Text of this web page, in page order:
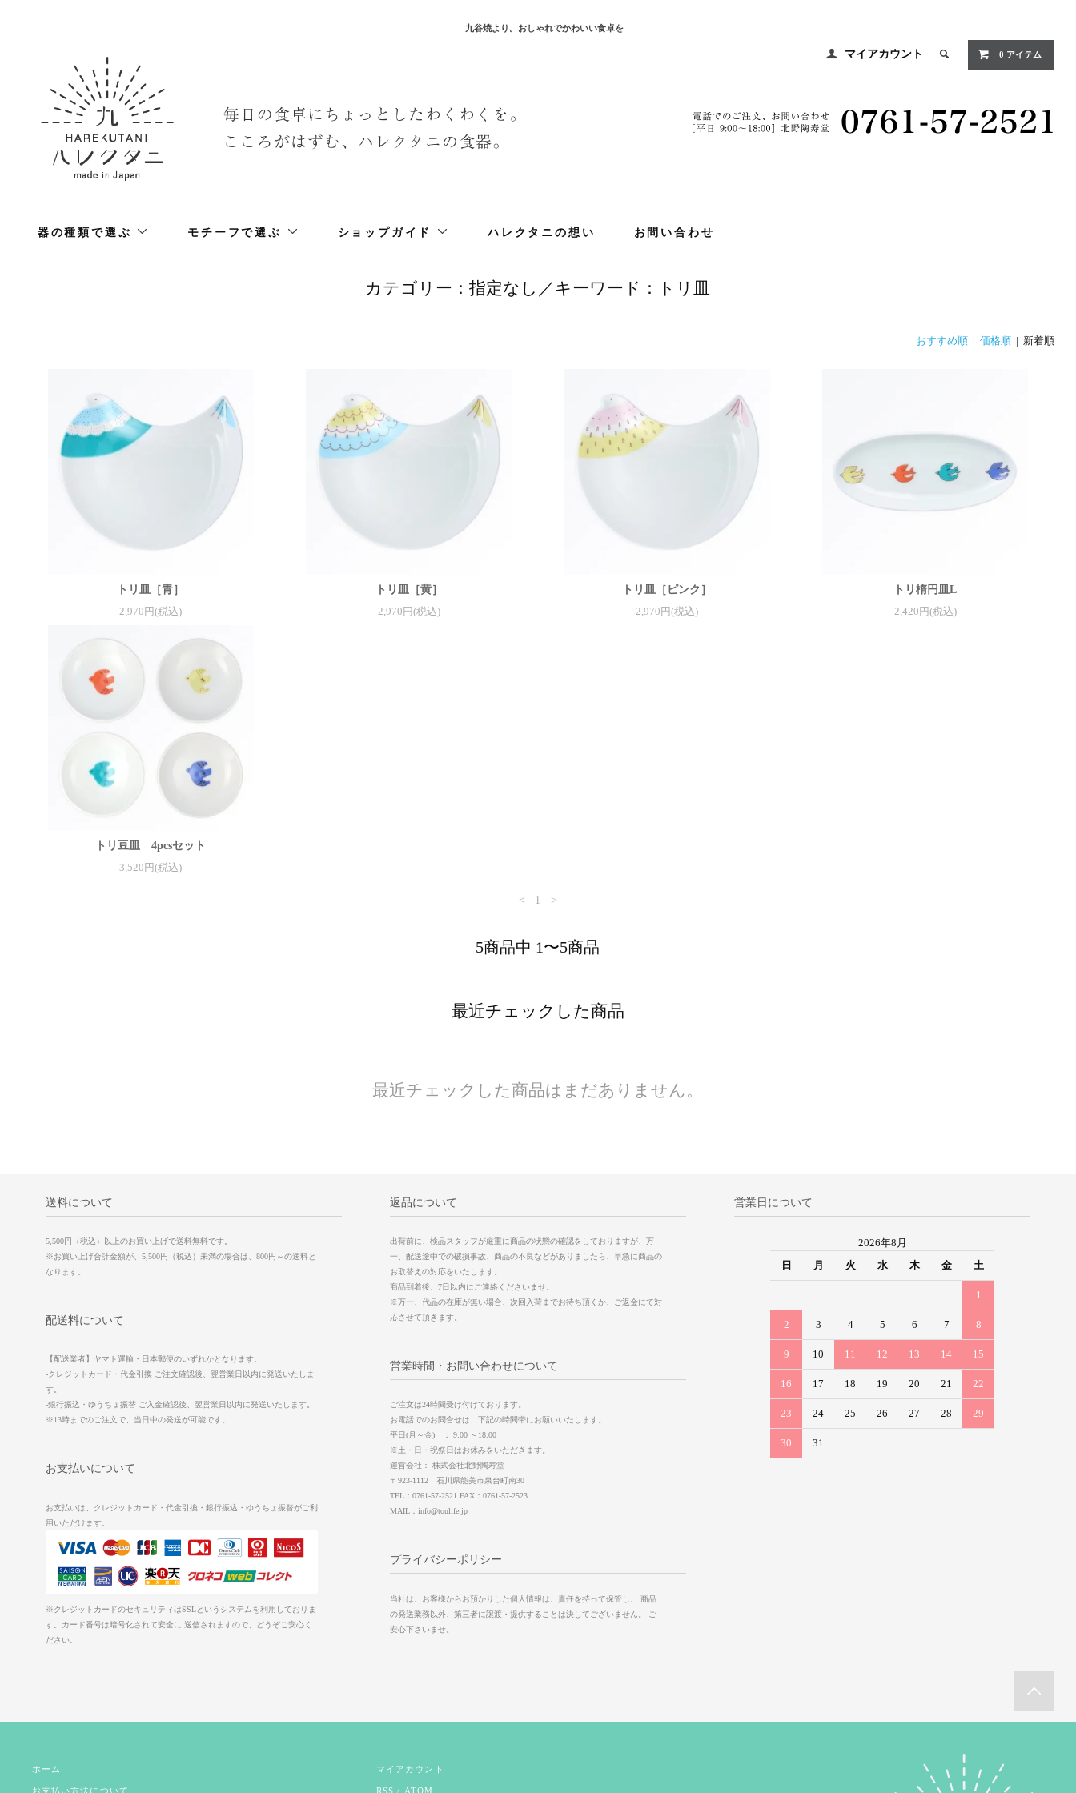
九谷焼より。おしゃれでかわいい食卓を
マイアカウント 0 アイテム
器の種類で選ぶ モチーフで選ぶ ショップガイド ハレクタニの想い お問い合わせ
カテゴリー：指定なし／キーワード：トリ皿
おすすめ順 |価格順 | 新着順
トリ皿［青］
2,970円(税込)
トリ皿［黄］
2,970円(税込)
トリ皿［ピンク］
2,970円(税込)
トリ楕円皿L
2,420円(税込)
トリ豆皿 4pcsセット
3,520円(税込)
< 1 >
5商品中 1〜5商品
最近チェックした商品
最近チェックした商品はまだありません。
送料について
5,500円（税込）以上のお買い上げで送料無料です。
※お買い上げ合計金額が、5,500円（税込）未満の場合は、800円～の送料と
なります。
配送料について
【配送業者】ヤマト運輸・日本郵便のいずれかとなります。
-クレジットカード・代金引換 ご注文確認後、翌営業日以内に発送いたしま
す。
-銀行振込・ゆうちょ振替 ご入金確認後、翌営業日以内に発送いたします。
※13時までのご注文で、当日中の発送が可能です。
お支払いについて
お支払いは、クレジットカード・代金引換・銀行振込・ゆうちょ振替がご利
用いただけます。
※クレジットカードのセキュリティはSSLというシステムを利用しておりま
す。カード番号は暗号化されて安全に 送信されますので、どうぞご安心く
ださい。
返品について
出荷前に、検品スタッフが厳重に商品の状態の確認をしておりますが、万
一、配送途中での破損事故、商品の不良などがありましたら、早急に商品の
お取替えの対応をいたします。
商品到着後、7日以内にご連絡くださいませ。
※万一、代品の在庫が無い場合、次回入荷までお待ち頂くか、ご返金にて対
応させて頂きます。
営業時間・お問い合わせについて
ご注文は24時間受け付けております。
お電話でのお問合せは、下記の時間帯にお願いいたします。
平日(月～金) ： 9:00 ～18:00
※土・日・祝祭日はお休みをいただきます。
運営会社： 株式会社北野陶寿堂
〒923-1112 石川県能美市泉台町南30
TEL：0761-57-2521 FAX：0761-57-2523
MAIL：info@toulife.jp
プライバシーポリシー
当社は、お客様からお預かりした個人情報は、責任を持って保管し、 商品
の発送業務以外、第三者に譲渡・提供することは決してございません。 ご
安心下さいませ。
営業日について
2026年8月
日
月 火 水 木 金 土
1
2 3 4 5 6 7 8
9 10 11 12 13 14 15
16 17 18 19 20 21 22
23 24 25 26 27 28 29
30 31
ホーム
お支払い方法について
マイアカウント
RSS / ATOM